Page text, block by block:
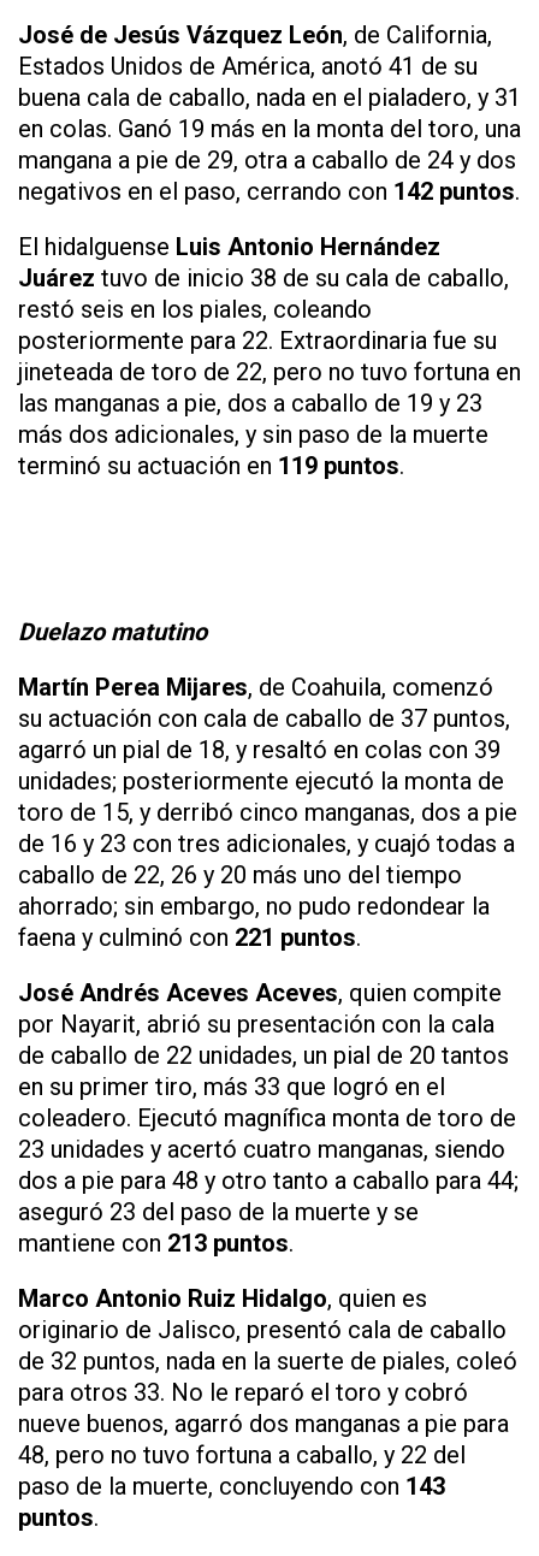
José de Jesús Vázquez León, de California,
Estados Unidos de América, anotó 41 de su
buena cala de caballo, nada en el pialadero, y 31
en colas. Ganó 19 más en la monta del toro, una
mangana a pie de 29, otra a caballo de 24 y dos
negativos en el paso, cerrando con 142 puntos.
El hidalguense Luis Antonio Hernández
Juárez tuvo de inicio 38 de su cala de caballo,
restó seis en los piales, coleando
posteriormente para 22. Extraordinaria fue su
jineteada de toro de 22, pero no tuvo fortuna en
las manganas a pie, dos a caballo de 19 y 23
más dos adicionales, y sin paso de la muerte
terminó su actuación en 119 puntos.
Duelazo matutino
Martín Perea Mijares, de Coahuila, comenzó
su actuación con cala de caballo de 37 puntos,
agarró un pial de 18, y resaltó en colas con 39
unidades; posteriormente ejecutó la monta de
toro de 15, y derribó cinco manganas, dos a pie
de 16 y 23 con tres adicionales, y cuajó todas a
caballo de 22, 26 y 20 más uno del tiempo
ahorrado; sin embargo, no pudo redondear la
faena y culminó con 221 puntos.
José Andrés Aceves Aceves, quien compite
por Nayarit, abrió su presentación con la cala
de caballo de 22 unidades, un pial de 20 tantos
en su primer tiro, más 33 que logró en el
coleadero. Ejecutó magnífica monta de toro de
23 unidades y acertó cuatro manganas, siendo
dos a pie para 48 y otro tanto a caballo para 44;
aseguró 23 del paso de la muerte y se
mantiene con 213 puntos.
Marco Antonio Ruiz Hidalgo, quien es
originario de Jalisco, presentó cala de caballo
de 32 puntos, nada en la suerte de piales, coleó
para otros 33. No le reparó el toro y cobró
nueve buenos, agarró dos manganas a pie para
48, pero no tuvo fortuna a caballo, y 22 del
paso de la muerte, concluyendo con 143
puntos.